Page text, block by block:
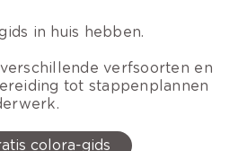
in huis hebben.
verfsoorten en
tot stappenplannen
colora-gids